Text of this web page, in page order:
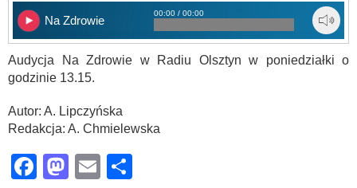
Na Zdrowie
00:00 / 00:00
Audycja Na Zdrowie w Radiu Olsztyn w poniedziałki o
godzinie 13.15.
Autor: A. Lipczyńska
Redakcja: A. Chmielewska
Facebook
Mastodon
Email